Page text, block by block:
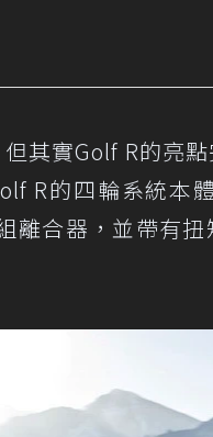
其實Golf R的亮
R的四輪系統本
離合器，並帶有